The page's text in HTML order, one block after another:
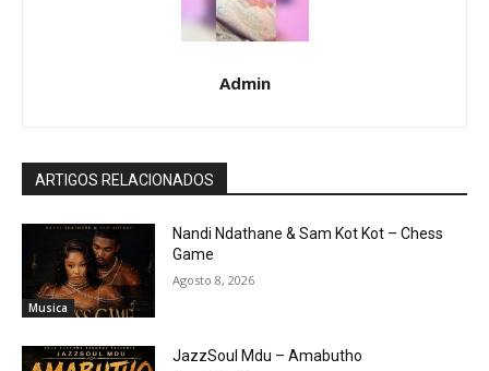
Admin
ARTIGOS RELACIONADOS
Musica
Nandi Ndathane & Sam Kot Kot – Chess
Game
Agosto 8, 2026
JazzSoul Mdu – Amabutho